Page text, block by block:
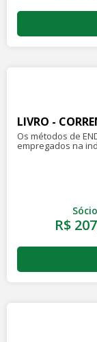
LIVRO -
Os métodos de
empregados na
Sócio
R$